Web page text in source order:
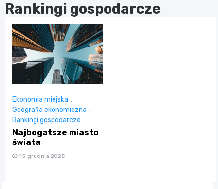
Rankingi gospodarcze
Ekonomia miejska ,
Geografia ekonomiczna ,
Rankingi gospodarcze
Najbogatsze miasto
świata
15 grudnia 2025